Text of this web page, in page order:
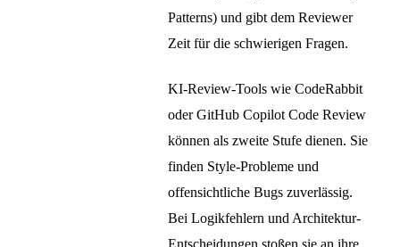
Patterns) und gibt dem Reviewer
Zeit für die schwierigen Fragen.
KI-Review-Tools wie CodeRabbit
oder GitHub Copilot Code Review
können als zweite Stufe dienen. Sie
finden Style-Probleme und
offensichtliche Bugs zuverlässig.
Bei Logikfehlern und Architektur-
Entscheidungen stoßen sie an ihre